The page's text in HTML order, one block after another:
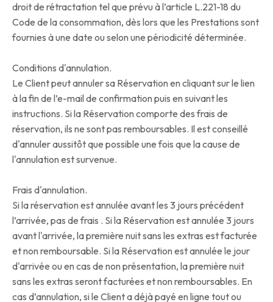
droit de rétractation tel que prévu à l’article L.221-18 du
Code de la consommation, dès lors que les Prestations sont
fournies à une date ou selon une périodicité déterminée.
Conditions d'annulation.
Le Client peut annuler sa Réservation en cliquant sur le lien
à la fin de l’e-mail de confirmation puis en suivant les
instructions. Si la Réservation comporte des frais de
réservation, ils ne sont pas remboursables. Il est conseillé
d'annuler aussitôt que possible une fois que la cause de
l'annulation est survenue.
Frais d'annulation.
Si la réservation est annulée avant les 3 jours précédent
l’arrivée, pas de frais . Si la Réservation est annulée 3 jours
avant l'arrivée, la première nuit sans les extras est facturée
et non remboursable. Si la Réservation est annulée le jour
d'arrivée ou en cas de non présentation, la première nuit
sans les extras seront facturées et non remboursables. En
cas d’annulation, si le Client a déjà payé en ligne tout ou